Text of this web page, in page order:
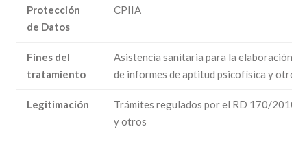
Protección
de Datos
CPIIA
Fines del
tratamiento
Asistencia sanitaria para la elaboración
de informes de aptitud psicofísica y otros
Legitimación
Trámites regulados por el RD 170/2010
y otros